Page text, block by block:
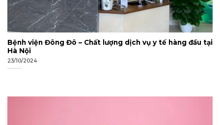
Bệnh viện Đông Đô – Chất lượng dịch vụ y tế hàng đầu tại
Hà Nội
23/10/2024